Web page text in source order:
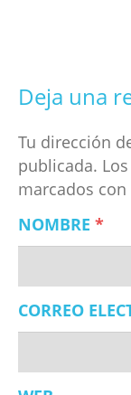
Deja una
Tu dirección
publicada.
marcados con
NOMBRE *
CORREO